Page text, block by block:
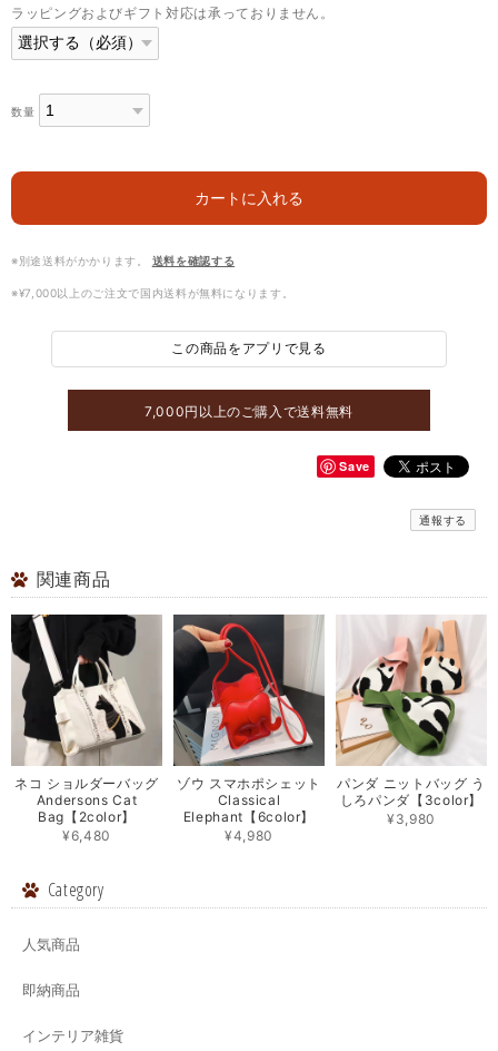
ラッピングおよびギフト対応は承っておりません。
数量
カートに入れる
※別途送料がかかります。 送料を確認する
※¥7,000以上のご注文で国内送料が無料になります。
この商品をアプリで見る
7,000円以上のご購入で送料無料
Save
通報する
関連商品
ネコ ショルダーバッグ
Andersons Cat
Bag【2color】
¥6,480
ゾウ スマホポシェット
Classical
Elephant【6color】
¥4,980
パンダ ニットバッグ う
しろパンダ【3color】
¥3,980
Category
人気商品
即納商品
インテリア雑貨